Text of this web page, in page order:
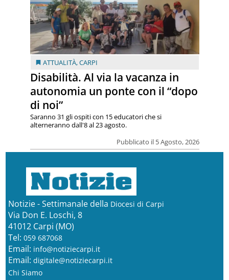
ATTUALITÀ,CARPI
Disabilità. Al via la vacanza in
autonomia un ponte con il “dopo
di noi”
Pubblicato il 5 Agosto, 2026
Saranno 31 gli ospiti con 15 educatori che si
alterneranno dall'8 al 23 agosto.
Notizie - Settimanale della Diocesi di Carpi
Via Don E. Loschi, 8
41012 Carpi (MO)
Tel: 059 687068
Email: info@notiziecarpi.it
Email: digitale@notiziecarpi.it
Chi Siamo